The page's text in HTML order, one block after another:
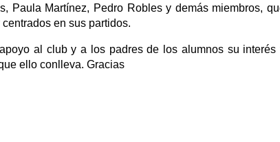
Paula Martínez, Pedro Robles y demás miembros,
en sus partidos.
al club y a los padres de los alumnos su interés
ello conlleva. Gracias